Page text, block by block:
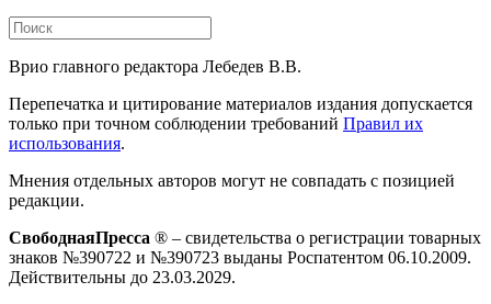
Врио главного редактора Лебедев В.В.
Перепечатка и цитирование материалов издания допускается
только при точном соблюдении требований Правил их
использования.
Мнения отдельных авторов могут не совпадать с позицией
редакции.
СвободнаяПресса ® – свидетельства о регистрации товарных
знаков №390722 и №390723 выданы Роспатентом 06.10.2009.
Действительны до 23.03.2029.